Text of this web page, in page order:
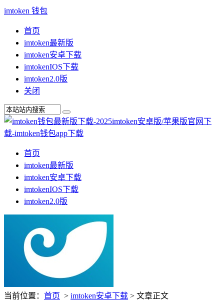
imtoken 钱包
首页
imtoken最新版
imtoken安卓下载
imtokenIOS下载
imtoken2.0版
关闭
首页
imtoken最新版
imtoken安卓下载
imtokenIOS下载
imtoken2.0版
当前位置： 首页 > imtoken安卓下载 > 文章正文